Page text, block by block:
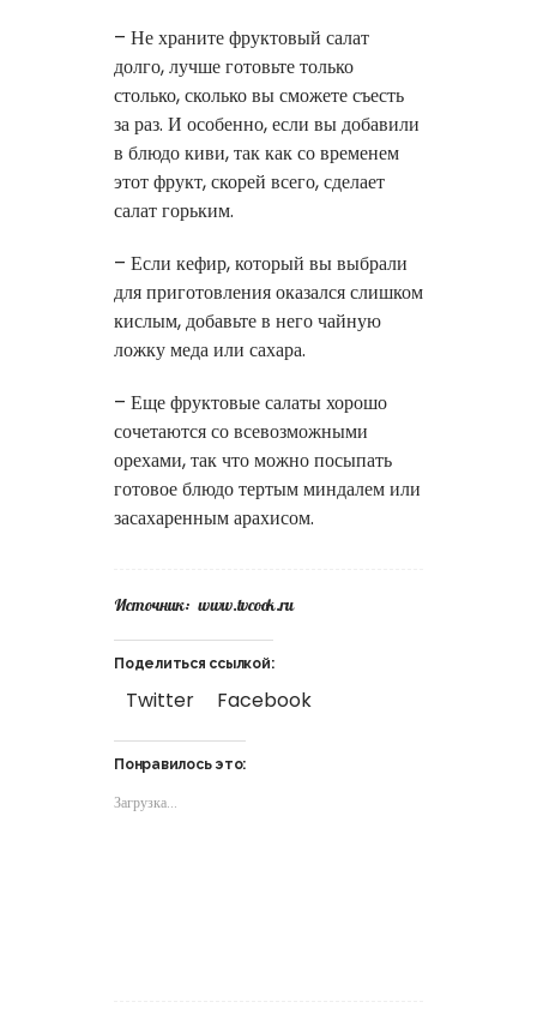
– Не храните фруктовый салат
долго, лучше готовьте только
столько, сколько вы сможете съесть
за раз. И особенно, если вы добавили
в блюдо киви, так как со временем
этот фрукт, скорей всего, сделает
салат горьким.
– Если кефир, который вы выбрали
для приготовления оказался слишком
кислым, добавьте в него чайную
ложку меда или сахара.
– Еще фруктовые салаты хорошо
сочетаются со всевозможными
орехами, так что можно посыпать
готовое блюдо тертым миндалем или
засахаренным арахисом.
Источник: www.tvcook.ru
Поделиться ссылкой:
Twitter Facebook
Понравилось это:
Загрузка...